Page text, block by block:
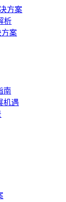
方案
析
方案
南
机遇